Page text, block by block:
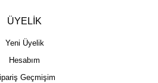
ÜYELİK
Yeni Üyelik
Hesabım
Geçmişim